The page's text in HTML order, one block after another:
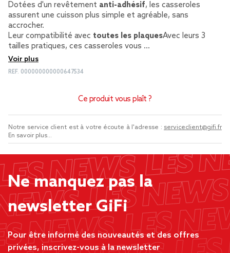
Dotées d'un revêtement anti-adhésif, les casseroles
assurent une cuisson plus simple et agréable, sans
accrocher.
Leur compatibilité avec toutes les plaquesAvec leurs 3
tailles pratiques, ces casseroles vous …
Voir plus
REF. 000000000000647534
Ce produit vous plaît ?
Notre service client est à votre écoute à l'adresse : serviceclient@gifi.fr
En savoir plus...
Ne manquez pas la
newsletter GiFi
Pour être informé des nouveautés et des offres
privées, inscrivez-vous à la newsletter